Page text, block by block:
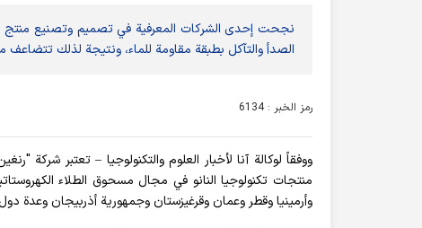
نجحت إحدى الشركات المعرفية في تصميم وتصنيع
الصدأ والتآكل بطبقة مقاومة للماء، ونتيجة لذلك تتضاعف
رمز الخبر : 6134
ووفقاً لوكالة آنا لأخبار العلوم والتكنولوجيا – تعتبر شركة
منتجات تكنولوجيا النانو في مجال مسحوق الطلاء
وأرمينيا وقطر وعمان وقرغيزستان وجمهورية أذربيجان وعدة